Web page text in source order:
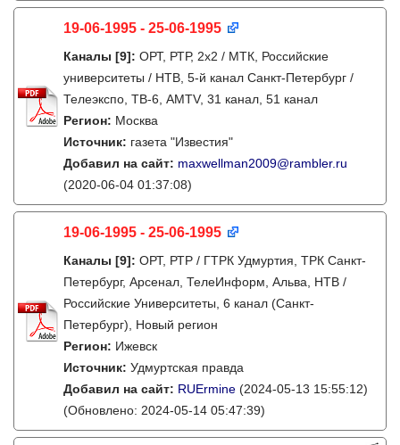
19-06-1995 - 25-06-1995
Каналы [9]: ОРТ, РТР, 2х2 / МТК, Российские
университеты / НТВ, 5-й канал Санкт-Петербург /
Телеэкспо, ТВ-6, AMTV, 31 канал, 51 канал
Регион: Москва
Источник: газета "Известия"
Добавил на сайт: maxwellman2009@rambler.ru
(2020-06-04 01:37:08)
19-06-1995 - 25-06-1995
Каналы [9]: ОРТ, РТР / ГТРК Удмуртия, ТРК Санкт-
Петербург, Арсенал, ТелеИнформ, Альва, НТВ /
Российские Университеты, 6 канал (Санкт-
Петербург), Новый регион
Регион: Ижевск
Источник: Удмуртская правда
Добавил на сайт: RUErmine (2024-05-13 15:55:12)
(Обновлено: 2024-05-14 05:47:39)